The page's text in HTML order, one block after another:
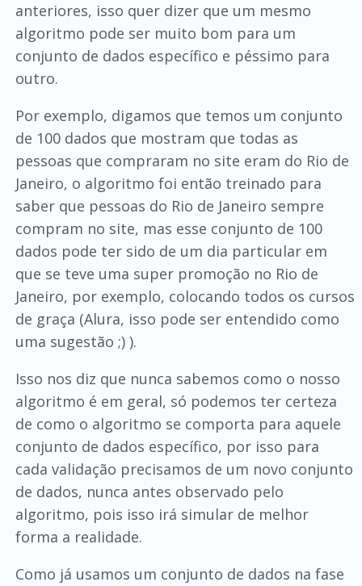
anteriores, isso quer dizer que um mesmo
algoritmo pode ser muito bom para um
conjunto de dados específico e péssimo para
outro.
Por exemplo, digamos que temos um conjunto
de 100 dados que mostram que todas as
pessoas que compraram no site eram do Rio de
Janeiro, o algoritmo foi então treinado para
saber que pessoas do Rio de Janeiro sempre
compram no site, mas esse conjunto de 100
dados pode ter sido de um dia particular em
que se teve uma super promoção no Rio de
Janeiro, por exemplo, colocando todos os cursos
de graça (Alura, isso pode ser entendido como
uma sugestão ;) ).
Isso nos diz que nunca sabemos como o nosso
algoritmo é em geral, só podemos ter certeza
de como o algoritmo se comporta para aquele
conjunto de dados específico, por isso para
cada validação precisamos de um novo conjunto
de dados, nunca antes observado pelo
algoritmo, pois isso irá simular de melhor
forma a realidade.
Como já usamos um conjunto de dados na fase